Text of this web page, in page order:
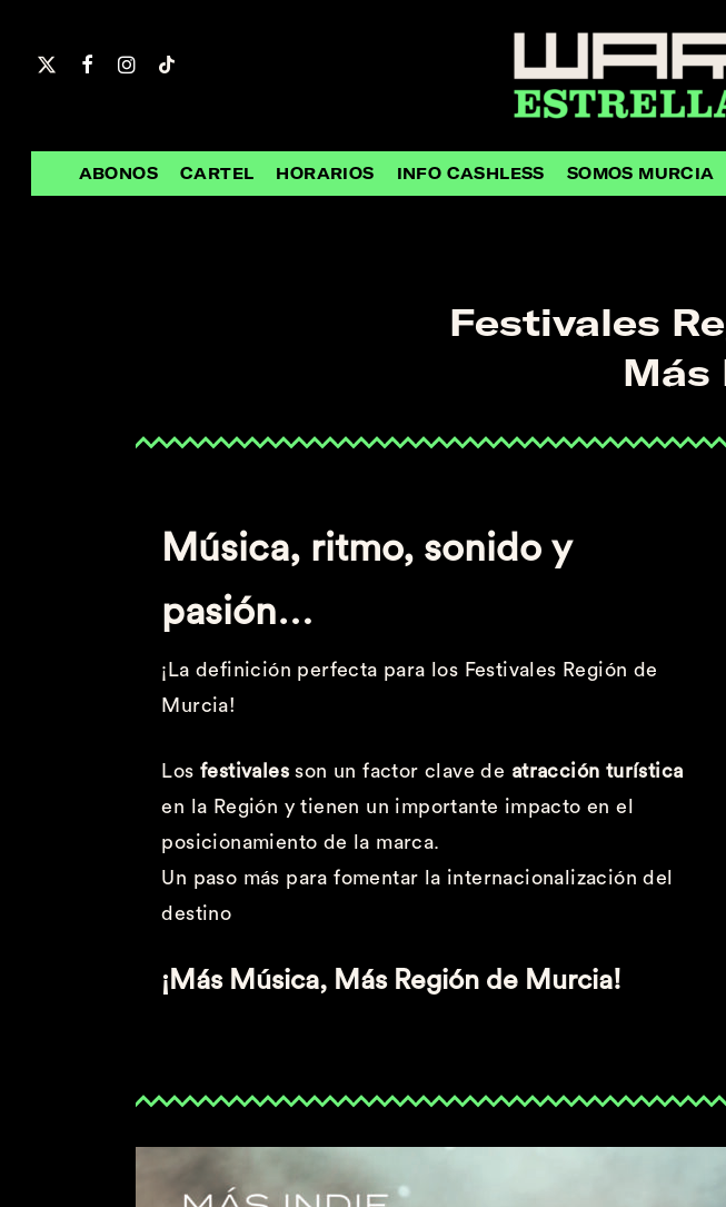
ABONOS CARTEL HORARIOS INFO CASHLESS SOMOS MURCIA
Festivales
Más
Música, ritmo, sonido y
pasión…
¡La definición perfecta para los Festivales Región de
Murcia!
Losfestivales son un factor clave de atracción turística
en la Región y tienen un importante impacto en el
posicionamiento de la marca.
Un paso más para fomentar la internacionalización del
destino
¡Más Música, Más Región de Murcia!